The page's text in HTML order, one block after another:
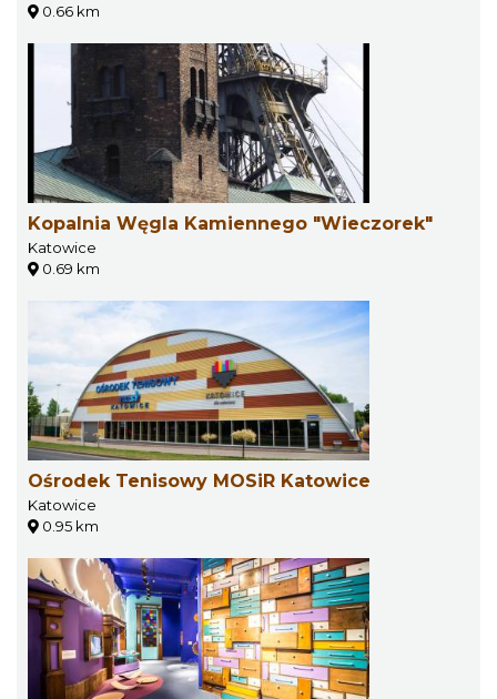
0.66 km
Kopalnia Węgla Kamiennego "Wieczorek"
Katowice
0.69 km
Ośrodek Tenisowy MOSiR Katowice
Katowice
0.95 km